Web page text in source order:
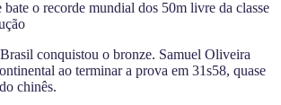
bate o recorde mundial dos 50m livre da classe
conquistou o bronze. Samuel Oliveira
ao terminar a prova em 31s58, quase
chinês.